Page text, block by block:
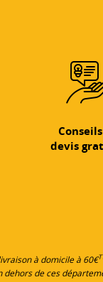
devis
à domicile à 60€
dehors de ces